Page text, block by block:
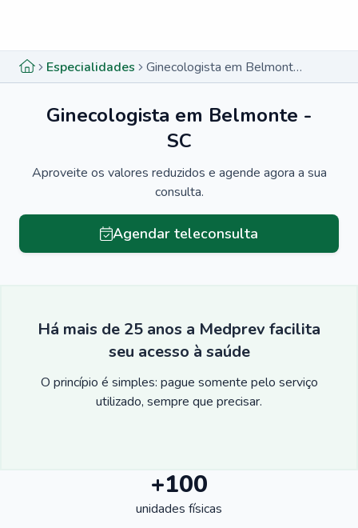
Especialidades Ginecologista em Belmonte - SC
Ginecologista em Belmonte -
SC
Aproveite os valores reduzidos e agende agora a sua
consulta.
Agendar teleconsulta
Há mais de 25 anos a Medprev facilita
seu acesso à saúde
O princípio é simples: pague somente pelo serviço
utilizado, sempre que precisar.
+100
unidades físicas